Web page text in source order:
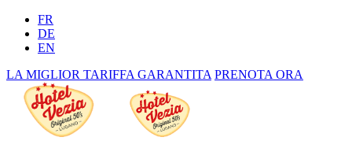
FR
DE
EN
LA MIGLIOR TARIFFA GARANTITA PRENOTA ORA